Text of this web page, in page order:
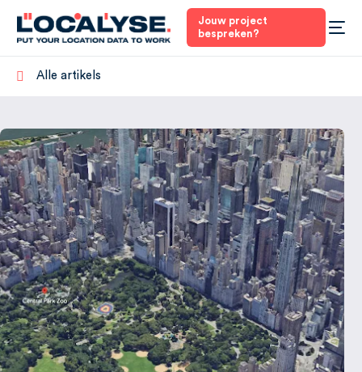
Jouw project
bespreken?
Alle artikels
4
Nederland